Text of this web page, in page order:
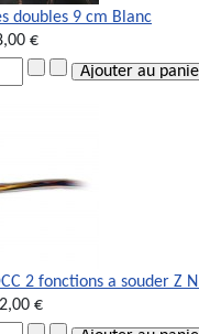
doubles 9 cm Blanc
€
2 fonctions a souder Z
€